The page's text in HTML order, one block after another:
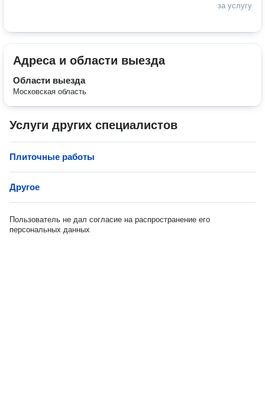
за услугу
Адреса и области выезда
Области выезда
Московская область
Услуги других специалистов
Плиточные работы
Другое
Пользователь не дал согласие на распространение его
персональных данных